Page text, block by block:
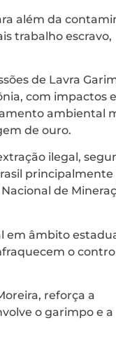
além da
trabalho escravo,
de Lavra
com impactos
ambiental
de ouro.
ilegal,
principalmente
de
em âmbito
o
reforça a
o garimpo e a